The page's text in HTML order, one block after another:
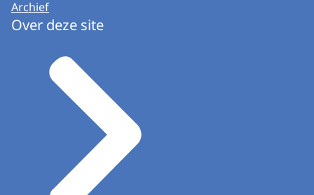
Archief
Over deze site